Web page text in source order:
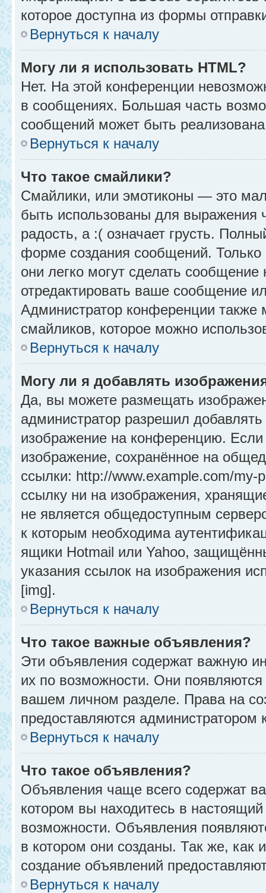
которое доступна из формы
Вернуться к началу
Могу ли я использовать HTML?
Нет. На этой конференции
в сообщениях. Большая часть
сообщений может быть
Вернуться к началу
Что такое смайлики?
Смайлики, или эмотиконы — это
быть использованы для выражения
радость, а :( означает грусть.
форме создания сообщений. Только
они легко могут сделать
отредактировать ваше сообщение
Администратор конференции также
смайликов, которое можно
Вернуться к началу
Могу ли я добавлять
Да, вы можете размещать
администратор разрешил
изображение на конференцию.
изображение, сохранённое на
ссылки: http://www.example.com/
ссылку ни на изображения,
не является общедоступным
к которым необходима
ящики Hotmail или Yahoo,
указания ссылок на изображения
[img].
Вернуться к началу
Что такое важные объявления?
Эти объявления содержат важную
их по возможности. Они
вашем личном разделе. Права на
предоставляются администратором
Вернуться к началу
Что такое объявления?
Объявления чаще всего содержат
котором вы находитесь в
возможности. Объявления
в котором они созданы. Так же,
создание объявлений
Вернуться к началу